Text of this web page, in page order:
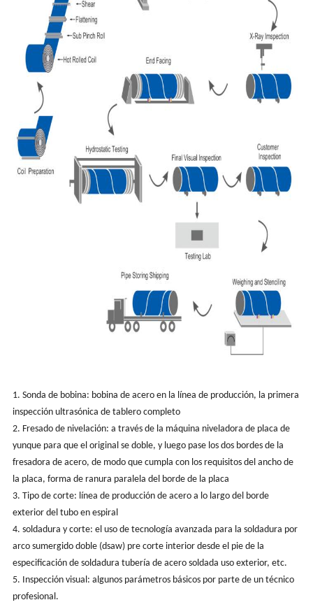
1. Sonda de bobina: bobina de acero en la línea de producción, la primera
inspección ultrasónica de tablero completo
2. Fresado de nivelación: a través de la máquina niveladora de placa de
yunque para que el original se doble, y luego pase los dos bordes de la
fresadora de acero, de modo que cumpla con los requisitos del ancho de
la placa, forma de ranura paralela del borde de la placa
3. Tipo de corte: línea de producción de acero a lo largo del borde
exterior del tubo en espiral
4. soldadura y corte: el uso de tecnología avanzada para la soldadura por
arco sumergido doble (dsaw) pre corte interior desde el pie de la
especificación de soldadura tubería de acero soldada uso exterior, etc.
5. Inspección visual: algunos parámetros básicos por parte de un técnico
profesional.